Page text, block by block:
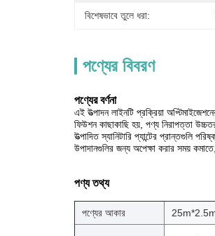
বিশেষভাবে তুলে ধরা:
পণ্যের বিবরণ
পণ্যের বর্ণনা
এই উত্পাদন লাইনটি প্রক্রিয়া
ফিউশন কাছাকাছি হয়, পণ্য নিরাপত্তা
উত্পাদিত স্যানিটারি প্যান্টের প্রান্তগুলি
উপাদানগুলির জন্য অপেক্ষা করার সময়
পণ্য তথ্য
পণ্যের আকার